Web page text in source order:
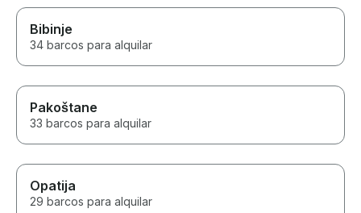
Bibinje
34 barcos para alquilar
Pakoštane
33 barcos para alquilar
Opatija
29 barcos para alquilar